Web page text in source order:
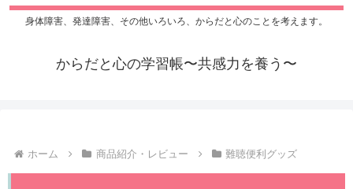
身体障害、発達障害、その他いろいろ、からだと心のことを考えます。
からだと心の学習帳〜共感力を養う〜
ホーム 商品紹介・レビュー 難聴便利グッズ